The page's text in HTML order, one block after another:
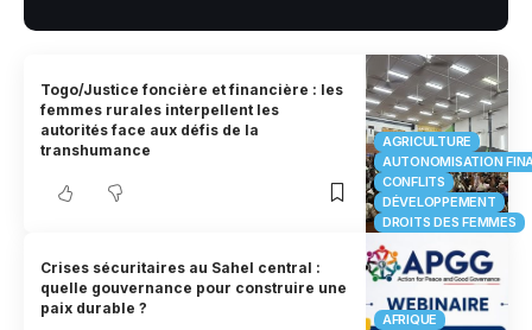
AGRICULTURE
AUTONOMISATION
CONFLITS
DÉVELOPPEMENT
DROITS DES FEMMES
Togo/Justice foncière et financière : les
femmes rurales interpellent les
autorités face aux défis de la
transhumance
AFRIQUE
Crises sécuritaires au Sahel central :
quelle gouvernance pour construire une
paix durable ?